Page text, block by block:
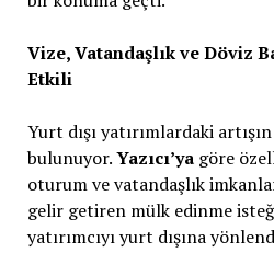
Vize, Vatandaşlık ve Döviz
Etkili
Yurt dışı yatırımlardaki
bulunuyor.Yazıcı’yagöre
oturum ve vatandaşlık
gelir getiren mülk edinme
yatırımcıyı yurt dışına